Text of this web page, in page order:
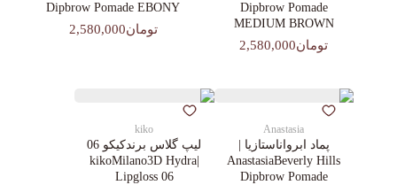
Dipbrow Pomade
MEDIUM BROWN
تومان2,580,000
Dipbrow Pomade EBONY
تومان2,580,000
Anastasia
پماد ابرواناستازیا |
AnastasiaBeverly Hills
Dipbrow Pomade
kiko
لیپ گلاس‌ برندکیکو 06
|kikoMilano3D Hydra
Lipgloss 06